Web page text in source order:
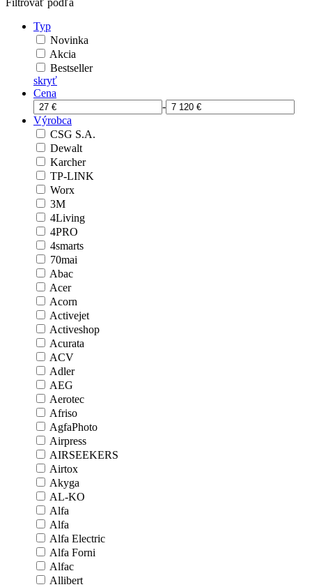
Filtrovať podľa
Typ
Novinka
Akcia
Bestseller
skryť
Cena
-
Výrobca
CSG S.A.
Dewalt
Karcher
TP-LINK
Worx
3M
4Living
4PRO
4smarts
70mai
Abac
Acer
Acorn
Activejet
Activeshop
Acurata
ACV
Adler
AEG
Aerotec
Afriso
AgfaPhoto
Airpress
AIRSEEKERS
Airtox
Akyga
AL-KO
Alfa
Alfa
Alfa Electric
Alfa Forni
Alfac
Allibert